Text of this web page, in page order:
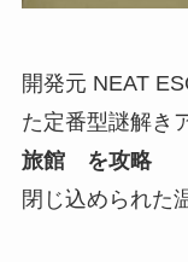
開発元 NEAT
た定番型謎解き
旅館 を攻略
閉じ込められた